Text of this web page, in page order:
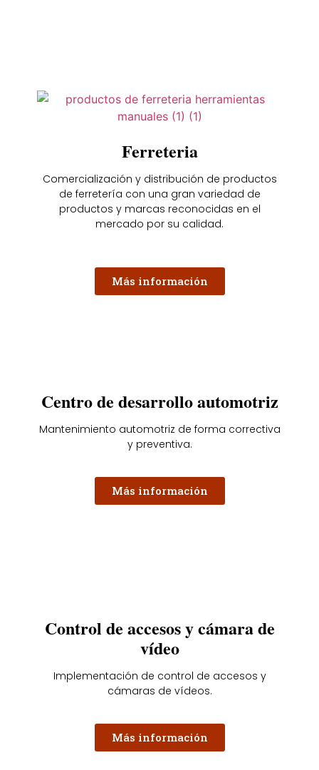
Ferreteria
Comercialización y distribución de productos
de ferretería con una gran variedad de
productos y marcas reconocidas en el
mercado por su calidad.
Más información
Centro de desarrollo automotriz
Mantenimiento automotriz de forma correctiva
y preventiva.
Más información
Control de accesos y cámara de
vídeo
Implementación de control de accesos y
cámaras de vídeos.
Más información